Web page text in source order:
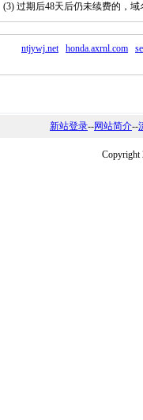
(3) 过期后48天后仍未续费的，
ntjywj.net honda.axrnl.com
新站登录--网站简介--